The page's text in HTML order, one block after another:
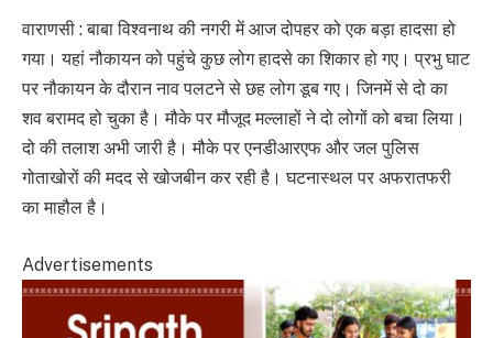
वाराणसी : बाबा विश्वनाथ की नगरी में आज दोपहर को एक बड़ा हादसा हो
गया। यहां नौकायन को पहुंचे कुछ लोग हादसे का शिकार हो गए। प्रभु घाट
पर नौकायन के दौरान नाव पलटने से छह लोग डूब गए। जिनमें से दो का
शव बरामद हो चुका है। मौके पर मौजूद मल्लाहों ने दो लोगों को बचा लिया।
दो की तलाश अभी जारी है। मौके पर एनडीआरएफ और जल पुलिस
गोताखोरों की मदद से खोजबीन कर रही है। घटनास्थल पर अफरातफरी
का माहौल है।
Advertisements